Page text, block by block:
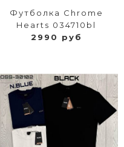
Футболка Chrome
Hearts 034710bl
2990 руб